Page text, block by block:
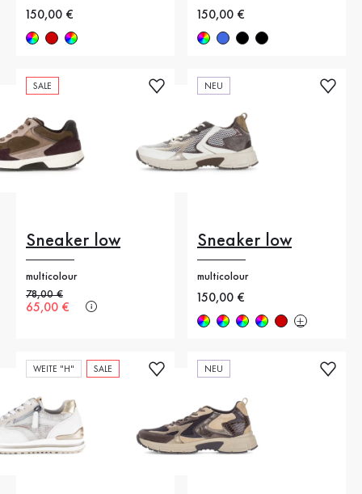
Neuer Preis
150,00 € Neuer Preis
150,00 €
SALE
Sneaker low
multicolour
Alter Preis
78,00 €
Neuer Preis
65,00 €
NEU
Sneaker low
multicolour
Neuer Preis
150,00 €
WEITE "H" SALE NEU